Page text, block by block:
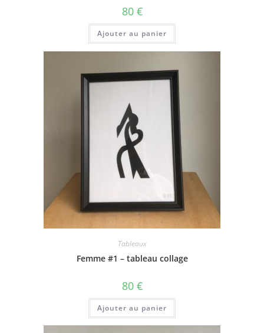
80 €
Ajouter au panier
Tableaux
Femme #1 – tableau collage
80 €
Ajouter au panier